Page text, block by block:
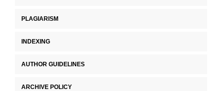
PLAGIARISM
INDEXING
AUTHOR GUIDELINES
ARCHIVE POLICY